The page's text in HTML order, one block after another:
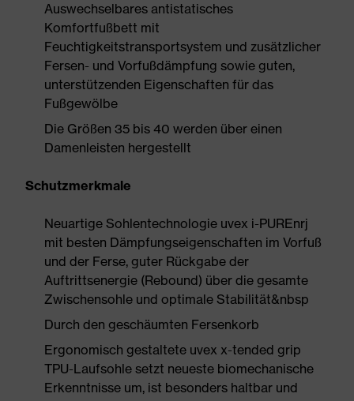
Auswechselbares antistatisches
Komfortfußbett mit
Feuchtigkeitstransportsystem und zusätzlicher
Fersen- und Vorfußdämpfung sowie guten,
unterstützenden Eigenschaften für das
Fußgewölbe
Die Größen 35 bis 40 werden über einen
Damenleisten hergestellt
Schutzmerkmale
Neuartige Sohlentechnologie uvex i-PUREnrj
mit besten Dämpfungseigenschaften im Vorfuß
und der Ferse, guter Rückgabe der
Auftrittsenergie (Rebound) über die gesamte
Zwischensohle und optimale Stabilität&nbsp
Durch den geschäumten Fersenkorb
Ergonomisch gestaltete uvex x-tended grip
TPU-Laufsohle setzt neueste biomechanische
Erkenntnisse um, ist besonders haltbar und